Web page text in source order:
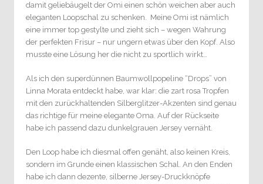
damit geliebäugelt der Omi einen schön weichen aber auch
eleganten Loopschal zu schenken. Meine Omi ist nämlich
eine immer top gestylte und zieht sich – wegen Wahrung
der perfekten Frisur – nur ungern etwas über den Kopf. Also
musste eine Lösung her die nicht zu sportlich wirkt…
Als ich den superdünnen Baumwollpopeline “Drops” von
Linna Morata entdeckt habe, war klar: die zart rosa Tropfen
mit den zurückhaltenden Silberglitzer-Akzenten sind genau
das richtige für meine elegante Oma. Auf der Rückseite
habe ich passend dazu dunkelgrauen Jersey vernäht.
Den Loop habe ich diesmal offen genäht, also keinen Kreis,
sondern im Grunde einen klassischen Schal. An den Enden
habe ich dann dezente, silberne Jersey-Druckknöpfe